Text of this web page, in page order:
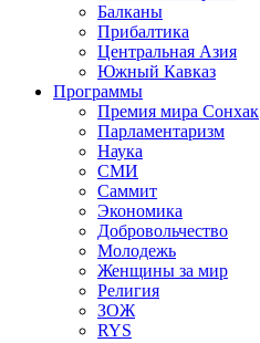
Балканы
Прибалтика
Центральная Азия
Южный Кавказ
Программы
Премия мира Сонхак
Парламентаризм
Наука
СМИ
Саммит
Экономика
Добровольчество
Молодежь
Женщины за мир
Религия
ЗОЖ
RYS